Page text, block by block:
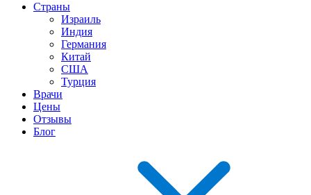
Страны
Израиль
Индия
Германия
Китай
США
Турция
Врачи
Цены
Отзывы
Блог